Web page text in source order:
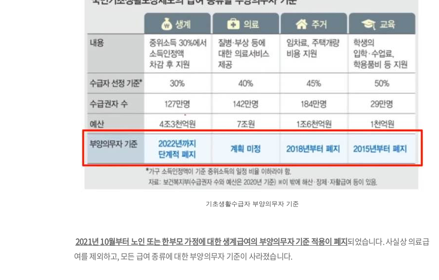
기초생활수급자 부양의무자 기준
2021년 10월부터 노인 또는 한부모 가정에 대한 생계급여의 부양의무자 기준 적용이 폐지되었습니다. 사실상 의료급
여를 제외하고, 모든 급여 종류에 대한 부양의무자 기준이 사라졌습니다.